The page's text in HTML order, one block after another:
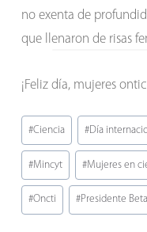
no exenta de
que llenaron de risas
¡Feliz día, mujeres
Etiquetas
de
la
entrada:
#Ciencia #Día
#Mincyt #Mujeres en
#Oncti #Presidente